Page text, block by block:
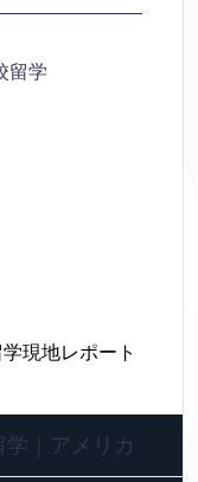
留学
現地レポート
｜アメリカ